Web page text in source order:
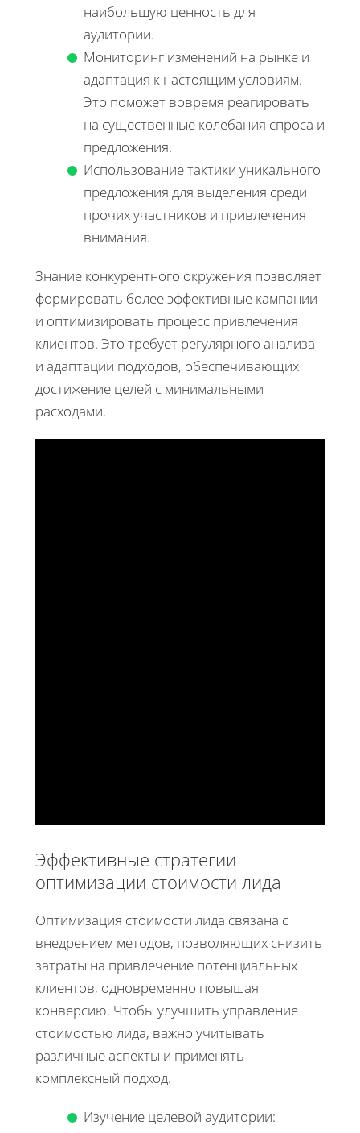
наибольшую ценность для
аудитории.
Мониторинг изменений на рынке и
адаптация к настоящим условиям.
Это поможет вовремя реагировать
на существенные колебания спроса и
предложения.
Использование тактики уникального
предложения для выделения среди
прочих участников и привлечения
внимания.
Знание конкурентного окружения позволяет
формировать более эффективные кампании
и оптимизировать процесс привлечения
клиентов. Это требует регулярного анализа
и адаптации подходов, обеспечивающих
достижение целей с минимальными
расходами.
Эффективные стратегии
оптимизации стоимости лида
Оптимизация стоимости лида связана с
внедрением методов, позволяющих снизить
затраты на привлечение потенциальных
клиентов, одновременно повышая
конверсию. Чтобы улучшить управление
стоимостью лида, важно учитывать
различные аспекты и применять
комплексный подход.
Изучение целевой аудитории: